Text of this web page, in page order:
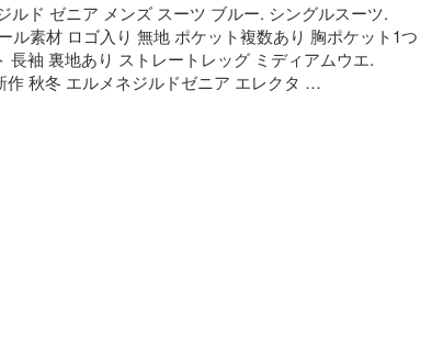
ド ゼニア メンズ スーツ ブルー. シングルスーツ.
ル素材 ロゴ入り 無地 ポケット複数あり 胸ポケット1つ
袖 裏地あり ストレートレッグ ミディアムウエ.
作 秋冬 エルメネジルドゼニア エレクタ …